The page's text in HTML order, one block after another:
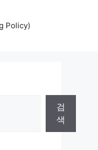
Policy)
검
색